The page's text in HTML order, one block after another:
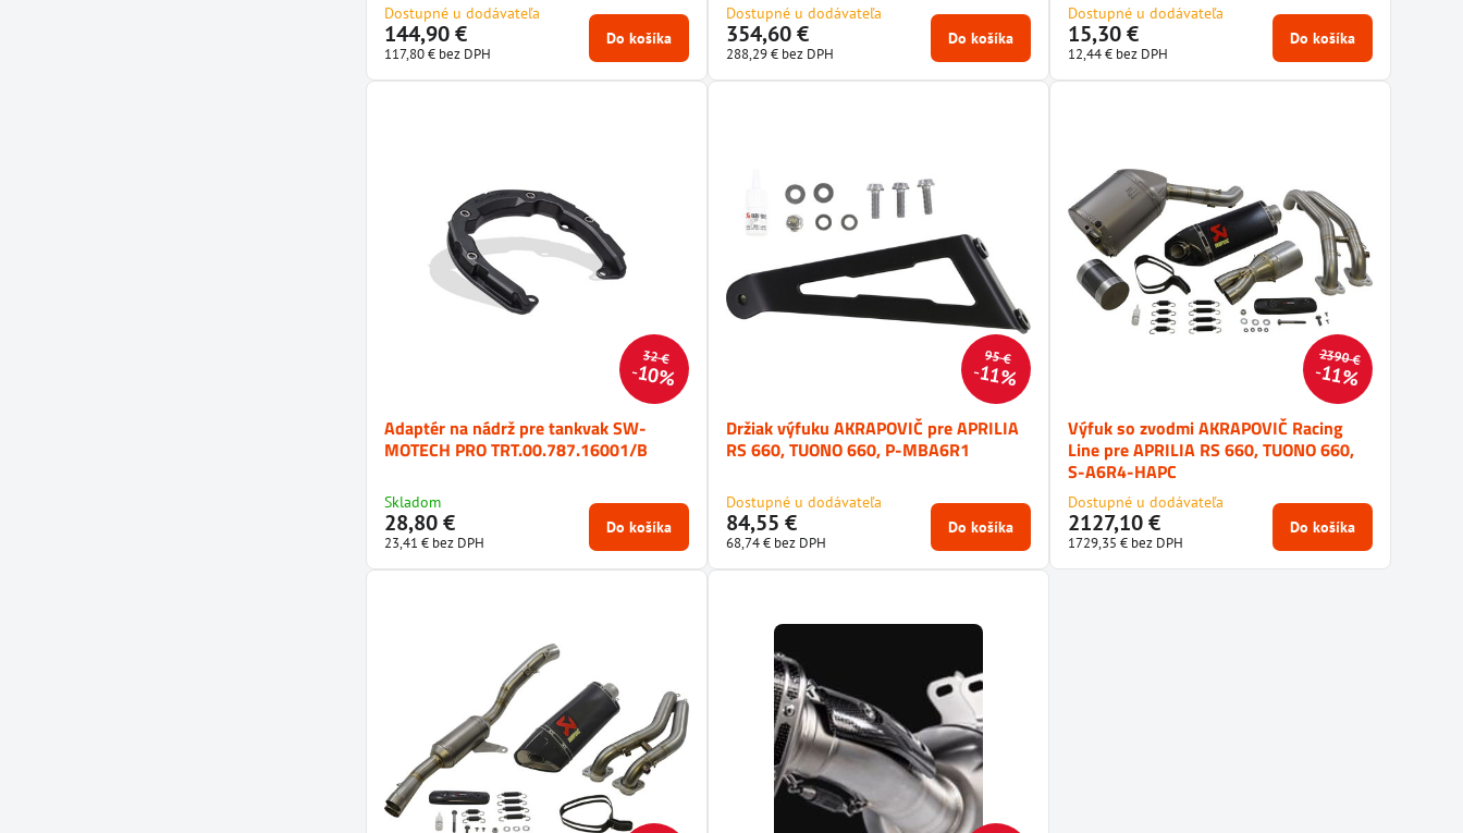
Dostupné u dodávateľa
144,90 €
117,80 € bez DPH
Do košíka
Dostupné u dodávateľa
354,60 €
288,29 € bez DPH
Do košíka
Dostupné u dodávateľa
15,30 €
12,44 € bez DPH
Do košíka
32 €
10%
Adaptér na nádrž pre tankvak SW-
MOTECH PRO TRT.00.787.16001/B
Skladom
28,80 €
23,41 € bez DPH
Do košíka
95 €
11%
Držiak výfuku AKRAPOVIČ pre APRILIA
RS 660, TUONO 660, P-MBA6R1
Dostupné u dodávateľa
84,55 €
68,74 € bez DPH
Do košíka
2390 €
11%
Výfuk so zvodmi AKRAPOVIČ Racing
Line pre APRILIA RS 660, TUONO 660,
S-A6R4-HAPC
Dostupné u dodávateľa
2127,10 €
1729,35 € bez DPH
Do košíka